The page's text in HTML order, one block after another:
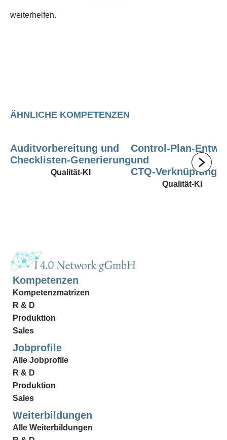
weiterhelfen.
ÄHNLICHE KOMPETENZEN
Auditvorbereitung und
Checklisten‑Generierung
Qualität-KI
und
CTQ‑Verknüpfung
Qualität-KI
Kompetenzen
Kompetenzmatrizen
R & D
Produktion
Sales
Jobprofile
Alle Jobprofile
R & D
Produktion
Sales
Weiterbildungen
Alle Weiterbildungen